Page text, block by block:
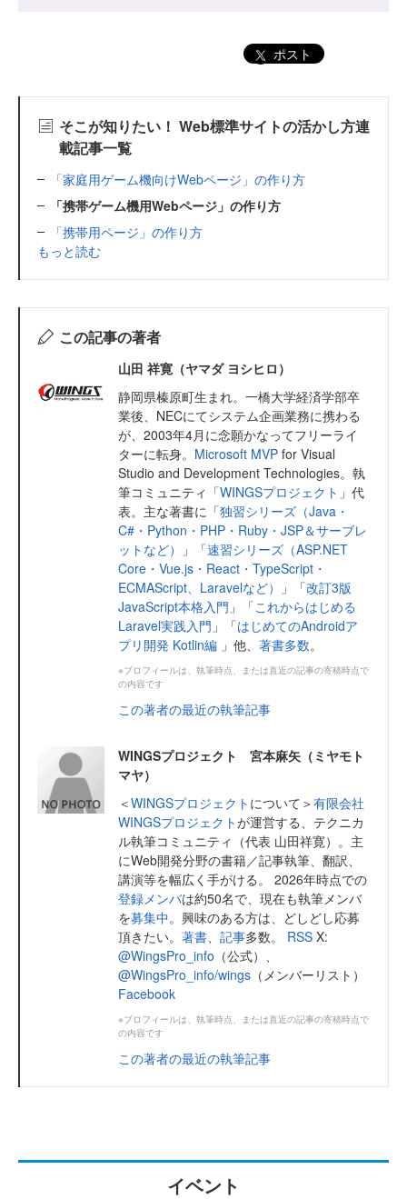
ポスト
そこが知りたい！ Web標準サイトの活かし方連
載記事一覧
「家庭用ゲーム機向けWebページ」の作り方
「携帯ゲーム機用Webページ」の作り方
「携帯用ページ」の作り方
もっと読む
この記事の著者
山田 祥寛（ヤマダ ヨシヒロ）
静岡県榛原町生まれ。一橋大学経済学部卒
業後、NECにてシステム企画業務に携わる
が、2003年4月に念願かなってフリーライ
ターに転身。 Microsoft MVP for Visual
Studio and Development Technologies。執
筆コミュニティ「WINGSプロジェクト 」代
表。主な著書に「独習シリーズ（Java・
C#・Python・PHP・Ruby・JSP＆サーブレ
ットなど）
」「速習シリーズ（ASP.NET
Core・Vue.js・React・TypeScript・
ECMAScript、Laravelなど）
」「改訂3版
JavaScript本格入門 」「これからはじめる
Laravel実践入門 」「はじめてのAndroidア
プリ開発 Kotlin編 」他、 著書多数。
※プロフィールは、執筆時点、または直近の記事の寄稿時点で
の内容です
この著者の最近の執筆記事
WINGSプロジェクト 宮本麻矢（ミヤモト
マヤ）
＜WINGSプロジェクト について＞有限会社
WINGSプロジェクトが運営する、テクニカ
ル執筆コミュニティ（代表 山田祥寛）。主
にWeb開発分野の書籍／記事執筆、翻訳、
講演等を幅広く手がける。 2026年時点での
登録メンバは約50名で、現在も執筆メンバ
を募集中。興味のある方は、どしどし応募
頂きたい。 著書 記事多数。 RSS X:
@WingsPro_info （公式）、
@WingsPro_info/wings （メンバーリスト）
Facebook
※プロフィールは、執筆時点、または直近の記事の寄稿時点で
の内容です
この著者の最近の執筆記事
イベント